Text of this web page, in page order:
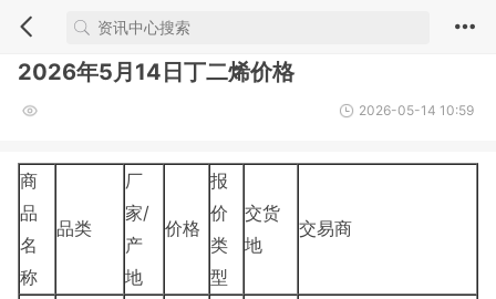
2026年5月14日丁二烯价格
2026-05-14 10:59
商
品
名
称
品类
厂
家/
产
地
价格
报
价
类
型
交货
地
交易商